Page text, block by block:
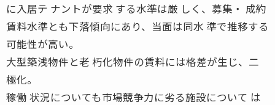
に入居テ ナントが要求 する水準は厳 しく、募集・ 成約
賃料水準とも下落傾向にあり、当面は同水 準で推移する
可能性が高い。
大型築浅物件と老 朽化物件の賃料には格差が生じ、二
極化。
稼働 状況についても市場競争力に劣る施設について は